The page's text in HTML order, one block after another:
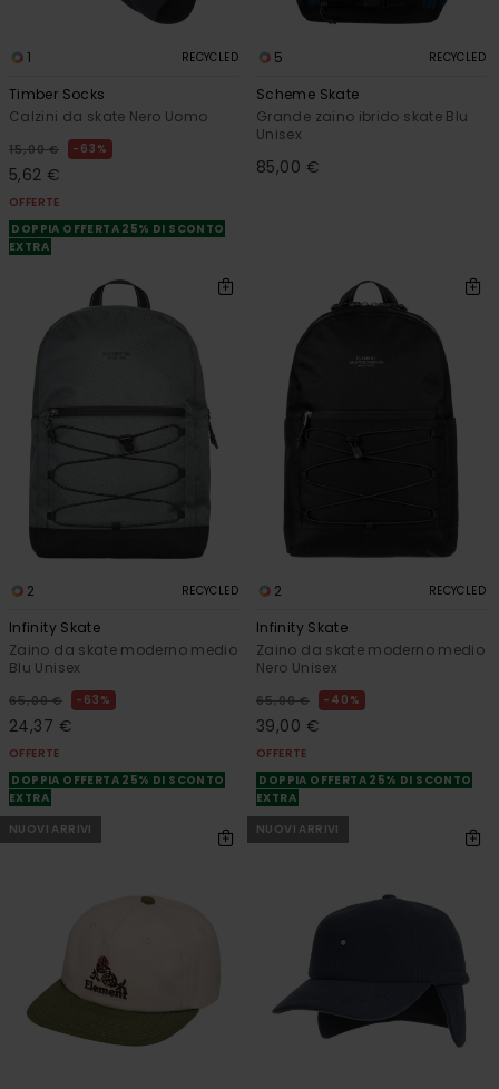
1 RECYCLED
Timber Socks
Calzini da skate Nero Uomo
15,00 € 63%
5,62 €
OFFERTE
DOPPIA OFFERTA 25% DI SCONTO
EXTRA
5 RECYCLED
Scheme Skate
Grande zaino ibrido skate Blu
Unisex
85,00 €
2 RECYCLED
Infinity Skate
Zaino da skate moderno medio
Blu Unisex
65,00 € 63%
24,37 €
OFFERTE
DOPPIA OFFERTA 25% DI SCONTO
EXTRA
2 RECYCLED
Infinity Skate
Zaino da skate moderno medio
Nero Unisex
65,00 € 40%
39,00 €
OFFERTE
DOPPIA OFFERTA 25% DI SCONTO
EXTRA
NUOVI ARRIVI
NUOVI ARRIVI